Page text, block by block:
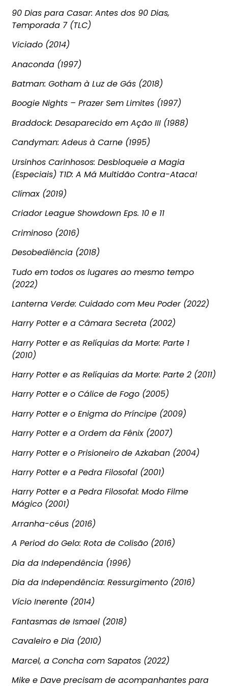
90 Dias para Casar: Antes dos 90 Dias,
Temporada 7 (TLC)
Viciado (2014)
Anaconda (1997)
Batman: Gotham à Luz de Gás (2018)
Boogie Nights – Prazer Sem Limites (1997)
Braddock: Desaparecido em Ação III (1988)
Candyman: Adeus à Carne (1995)
Ursinhos Carinhosos: Desbloqueie a Magia
(Especiais) T1D: A Má Multidão Contra-Ataca!
Clímax (2019)
Criador League Showdown Eps. 10 e 11
Criminoso (2016)
Desobediência (2018)
Tudo em todos os lugares ao mesmo tempo
(2022)
Lanterna Verde: Cuidado com Meu Poder (2022)
Harry Potter e a Câmara Secreta (2002)
Harry Potter e as Relíquias da Morte: Parte 1
(2010)
Harry Potter e as Relíquias da Morte: Parte 2 (2011)
Harry Potter e o Cálice de Fogo (2005)
Harry Potter e o Enigma do Príncipe (2009)
Harry Potter e a Ordem da Fênix (2007)
Harry Potter e o Prisioneiro de Azkaban (2004)
Harry Potter e a Pedra Filosofal (2001)
Harry Potter e a Pedra Filosofal: Modo Filme
Mágico (2001)
Arranha-céus (2016)
A Period do Gelo: Rota de Colisão (2016)
Dia da Independência (1996)
Dia da Independência: Ressurgimento (2016)
Vício Inerente (2014)
Fantasmas de Ismael (2018)
Cavaleiro e Dia (2010)
Marcel, a Concha com Sapatos (2022)
Mike e Dave precisam de acompanhantes para